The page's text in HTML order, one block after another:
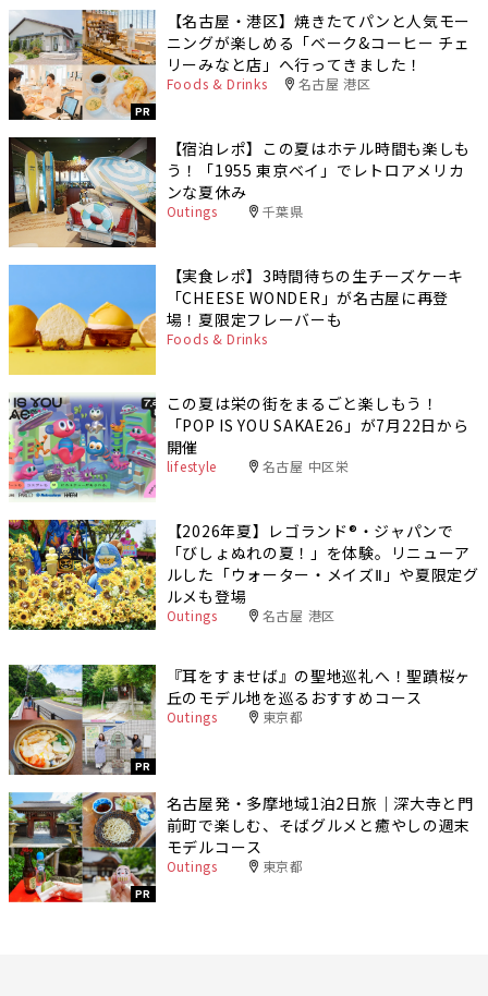
PR
【名古屋・港区】焼きたてパンと人気モー
ニングが楽しめる「ベーク&コーヒー チェ
リーみなと店」へ行ってきました！
Foods & Drinks 名古屋 港区
【宿泊レポ】この夏はホテル時間も楽しも
う！「1955 東京ベイ」でレトロアメリカ
ンな夏休み
Outings 千葉県
【実食レポ】3時間待ちの生チーズケーキ
「CHEESE WONDER」が名古屋に再登
場！夏限定フレーバーも
Foods & Drinks
この夏は栄の街をまるごと楽しもう！
「POP IS YOU SAKAE26」が7月22日から
開催
lifestyle 名古屋 中区栄
【2026年夏】レゴランド®・ジャパンで
「びしょぬれの夏！」を体験。リニューア
ルした「ウォーター・メイズⅡ」や夏限定グ
ルメも登場
Outings 名古屋 港区
PR
『耳をすませば』の聖地巡礼へ！聖蹟桜ヶ
丘のモデル地を巡るおすすめコース
Outings 東京都
PR
名古屋発・多摩地域1泊2日旅｜深大寺と門
前町で楽しむ、そばグルメと癒やしの週末
モデルコース
Outings 東京都